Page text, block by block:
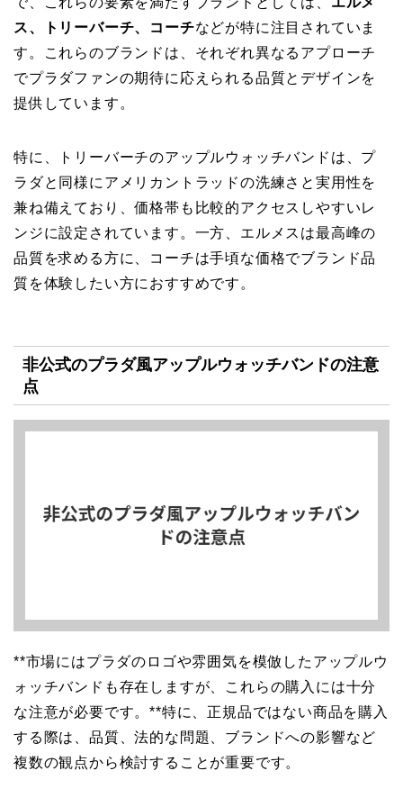
ス、トリーバーチ、コーチなどが特に注目されていま
す。これらのブランドは、それぞれ異なるアプローチ
でプラダファンの期待に応えられる品質とデザインを
提供しています。
特に、トリーバーチのアップルウォッチバンドは、プ
ラダと同様にアメリカントラッドの洗練さと実用性を
兼ね備えており、価格帯も比較的アクセスしやすいレ
ンジに設定されています。一方、エルメスは最高峰の
品質を求める方に、コーチは手頃な価格でブランド品
質を体験したい方におすすめです。
非公式のプラダ風アップルウォッチバンドの注意
点
**市場にはプラダのロゴや雰囲気を模倣したアップルウ
ォッチバンドも存在しますが、これらの購入には十分
な注意が必要です。**特に、正規品ではない商品を購入
する際は、品質、法的な問題、ブランドへの影響など
複数の観点から検討することが重要です。